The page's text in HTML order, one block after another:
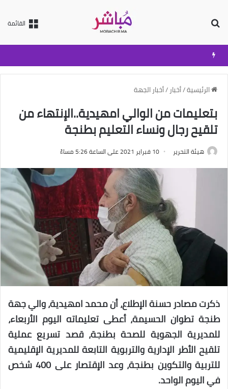
القائمة
الرئيسية/أخبار /أخبار الجهة
بتعليمات من الوالي امهيدية..الإنتهاء من
تلقيح رجال ونساء التعليم بطنجة
هيئة التحرير 10 فبراير 2021 على الساعة 5:26 مساءً
ذكرت مصادر حسنة الإطلاع، أن محمد امهيدية، والي جهة
طنجة تطوان الحسيمة، أعطى تعليماته اليوم الأربعاء،
للمديرية الجهوية للصحة بطنجة، قصد تسريع عملية
تلقيح الأطر الإدارية والتربوية التابعة للمديرية الإقليمية
للتربية والتكوين بطنجة، وعد الإقتصار على 400 شخص
في اليوم الواحد.